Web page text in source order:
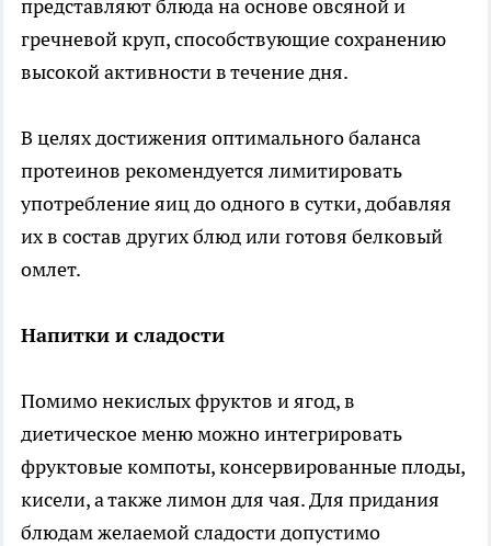
представляют блюда на основе овсяной и
гречневой круп, способствующие сохранению
высокой активности в течение дня.
В целях достижения оптимального баланса
протеинов рекомендуется лимитировать
употребление яиц до одного в сутки, добавляя
их в состав других блюд или готовя белковый
омлет.
Напитки и сладости
Помимо некислых фруктов и ягод, в
диетическое меню можно интегрировать
фруктовые компоты, консервированные плоды,
кисели, а также лимон для чая. Для придания
блюдам желаемой сладости допустимо